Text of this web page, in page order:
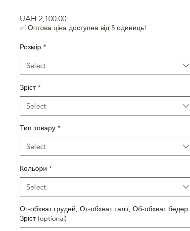
UAH 2,100.00Price
✅ Оптова ціна доступна від 5 одиниць!
Розмір *
Select
Зріст *
Select
Тип товару *
Select
Кольори *
Select
Ог-обхват грудей, От-обхват талії, Об-обхват бедер.
Зріст (optional)